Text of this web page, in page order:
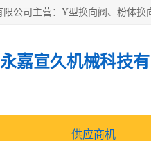
永嘉宣久机械科技
供应商机